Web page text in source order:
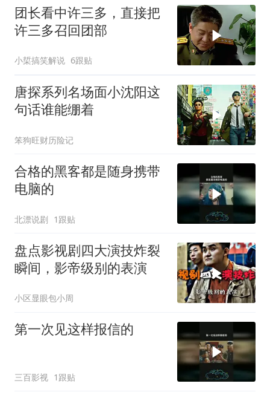
团长看中许三多，直接把
许三多召回团部
小梊搞笑解说 6跟贴
唐探系列名场面小沈阳这
句话谁能绷着
笨狗旺财历险记
合格的黑客都是随身携带
电脑的
北漂说剧 1跟贴
盘点影视剧四大演技炸裂
瞬间，影帝级别的表演
小区显眼包小周
第一次见这样报信的
三百影视 1跟贴